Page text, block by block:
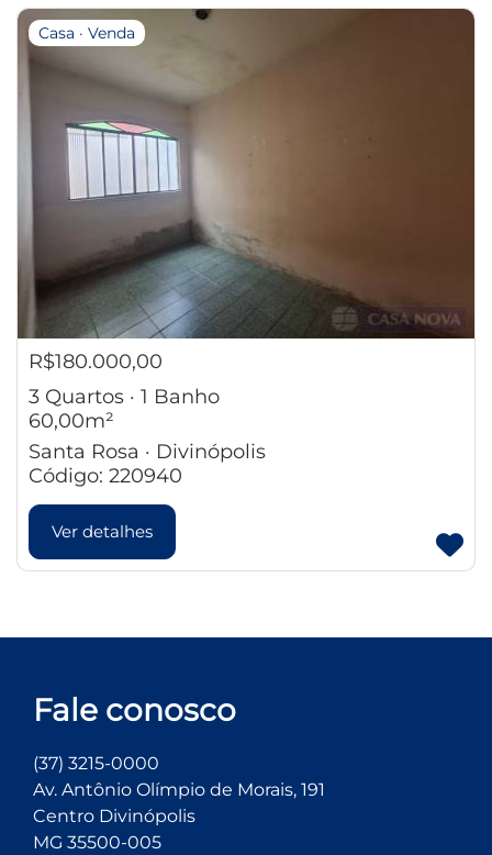
Casa · Venda
R$180.000,00
3 Quartos · 1 Banho
60,00m²
Santa Rosa · Divinópolis
Código: 220940
Ver detalhes
Fale conosco
(37) 3215-0000
Av. Antônio Olímpio de Morais, 191
Centro Divinópolis
MG 35500-005